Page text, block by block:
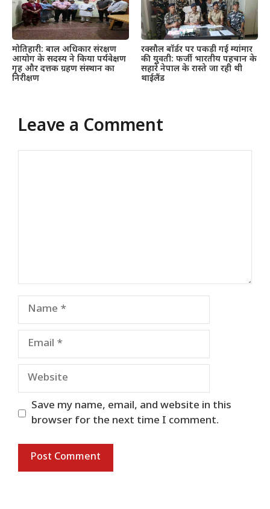
मोतिहारी: बाल अधिकार संरक्षण
आयोग के सदस्य ने किया पर्यवेक्षण
गृह और दत्तक ग्रहण संस्थान का
निरीक्षण
रक्सौल बॉर्डर पर पकड़ी गई म्यांमार
की युवती: फर्जी भारतीय पहचान के
सहारे नेपाल के रास्ते जा रही थी
थाईलैंड
Leave a Comment
Name
Email
Website
Save my name, email, and website in this
browser for the next time I comment.